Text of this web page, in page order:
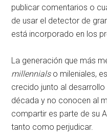
publicar comentarios o
de usar el detector de
está incorporado en los
La generación que más
millennialso mileniales,
crecido junto al
década y no conocen al
compartir es parte de su
tanto como perjudicar.